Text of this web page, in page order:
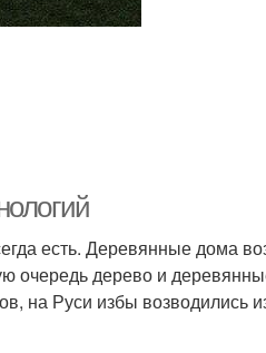
есть. Деревянные дома
очередь дерево и
на Руси избы возводились